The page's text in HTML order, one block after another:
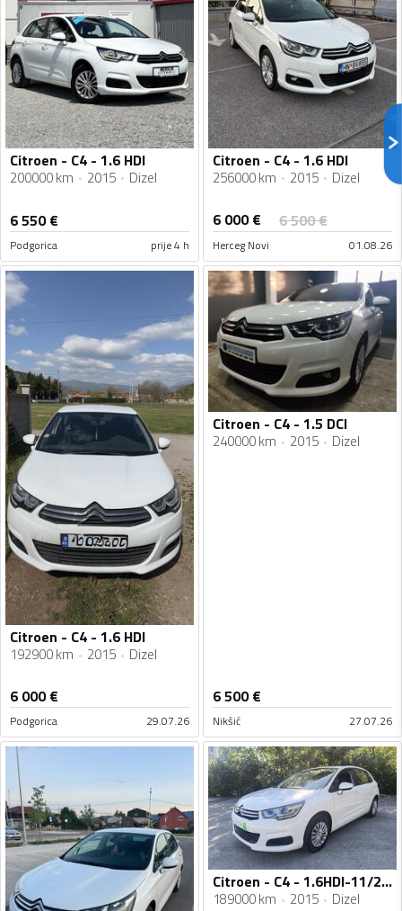
Citroen - C4 - 1.6 HDI
200000 km 2015 Dizel
6 550€
Podgorica prije 4 h
Citroen - C4 - 1.6 HDI
256000 km 2015 Dizel
6 000€ 6 500€
Herceg Novi 01.08.26
Citroen - C4 - 1.6 HDI
192900 km 2015 Dizel
6 000€
Podgorica 29.07.26
Citroen - C4 - 1.5 DCI
240000 km 2015 Dizel
6 500€
Nikšić 27.07.26
Citroen - C4 - 1.6HDI-11/2015
189000 km 2015 Dizel